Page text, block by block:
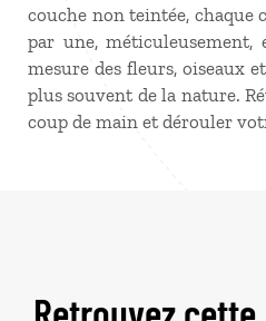
couche non teintée, chaque
par une,
mesure des fleurs, oiseaux
plus souvent de la nature.
coup de main et dérouler